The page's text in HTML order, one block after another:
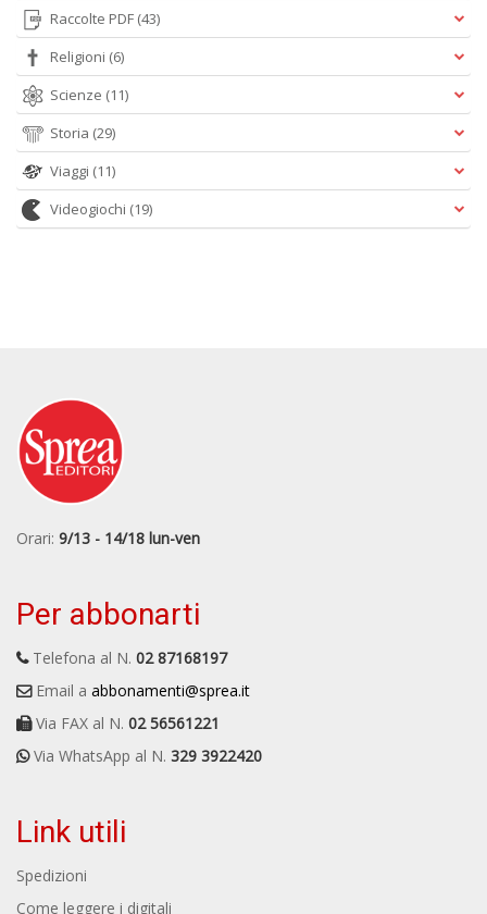
Raccolte PDF (43)
Religioni (6)
Scienze (11)
Storia (29)
Viaggi (11)
Videogiochi (19)
Orari: 9/13 - 14/18 lun-ven
Per abbonarti
Telefona al N. 02 87168197
Email a abbonamenti@sprea.it
Via FAX al N. 02 56561221
Via WhatsApp al N. 329 3922420
Link utili
Spedizioni
Come leggere i digitali